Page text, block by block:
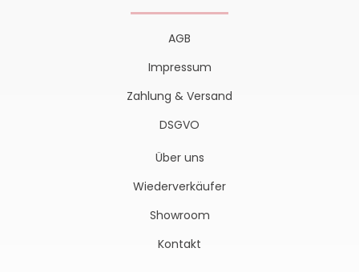
AGB
Impressum
Zahlung & Versand
DSGVO
Über uns
Wiederverkäufer
Showroom
Kontakt